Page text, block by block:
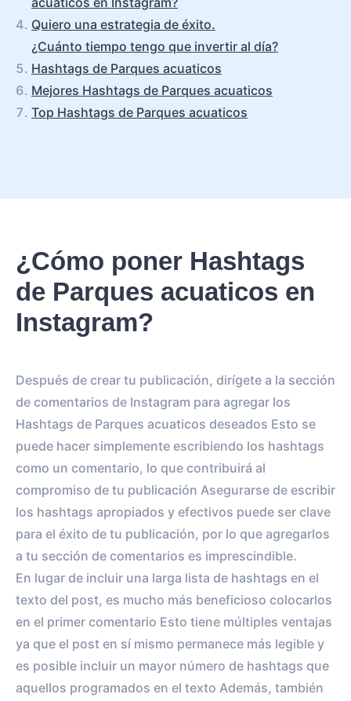
Quiero una estrategia de éxito.
¿Cuánto tiempo tengo que invertir al día?
Hashtags de Parques acuaticos
Mejores Hashtags de Parques acuaticos
Top Hashtags de Parques acuaticos
¿Cómo poner Hashtags
de Parques acuaticos en
Instagram?
Después de crear tu publicación, dirígete a la sección
de comentarios de Instagram para agregar los
Hashtags de Parques acuaticos deseados Esto se
puede hacer simplemente escribiendo los hashtags
como un comentario, lo que contribuirá al
compromiso de tu publicación Asegurarse de escribir
los hashtags apropiados y efectivos puede ser clave
para el éxito de tu publicación, por lo que agregarlos
a tu sección de comentarios es imprescindible.
En lugar de incluir una larga lista de hashtags en el
texto del post, es mucho más beneficioso colocarlos
en el primer comentario Esto tiene múltiples ventajas
ya que el post en sí mismo permanece más legible y
es posible incluir un mayor número de hashtags que
aquellos programados en el texto Además, también